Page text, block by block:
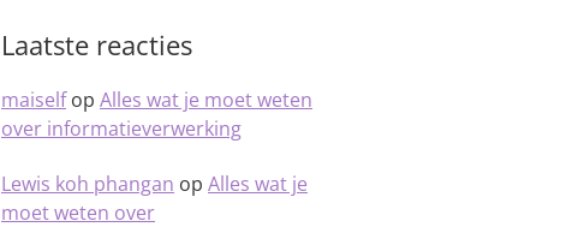
Laatste reacties
maiselfop Alles wat je moet weten
over informatieverwerking
Lewis koh phangan op Alles wat je
moet weten over